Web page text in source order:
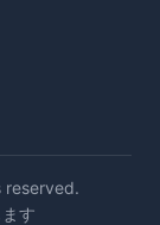
reserved.
す